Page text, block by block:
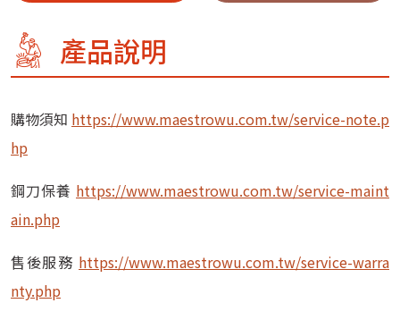
產品說明
購物須知 https://www.maestrowu.com.tw/service-note.p
hp
鋼刀保養 https://www.maestrowu.com.tw/service-maint
ain.php
售後服務 https://www.maestrowu.com.tw/service-warra
nty.php